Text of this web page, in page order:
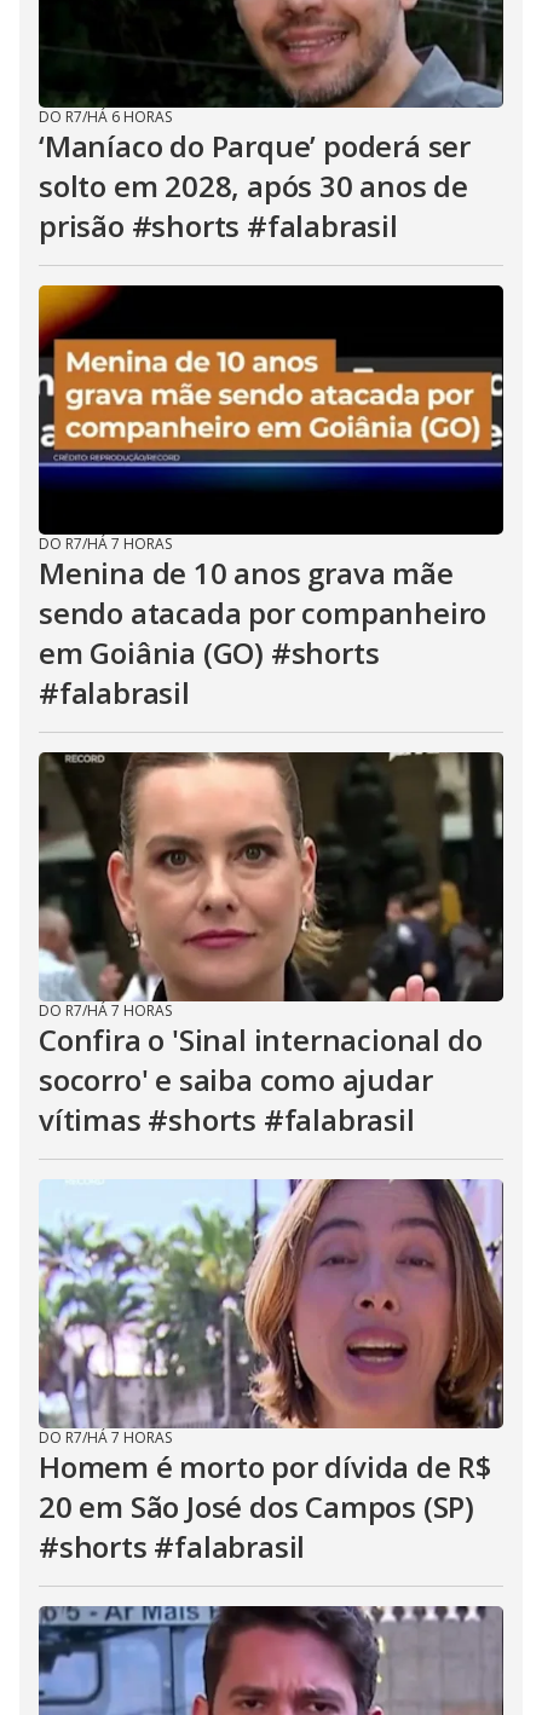
DO R7/HÁ 6 HORAS
‘Maníaco do Parque’ poderá ser
solto em 2028, após 30 anos de
prisão #shorts #falabrasil
DO R7/HÁ 7 HORAS
Menina de 10 anos grava mãe
sendo atacada por companheiro
em Goiânia (GO) #shorts
#falabrasil
DO R7/HÁ 7 HORAS
Confira o 'Sinal internacional do
socorro' e saiba como ajudar
vítimas #shorts #falabrasil
DO R7/HÁ 7 HORAS
Homem é morto por dívida de R$
20 em São José dos Campos (SP)
#shorts #falabrasil